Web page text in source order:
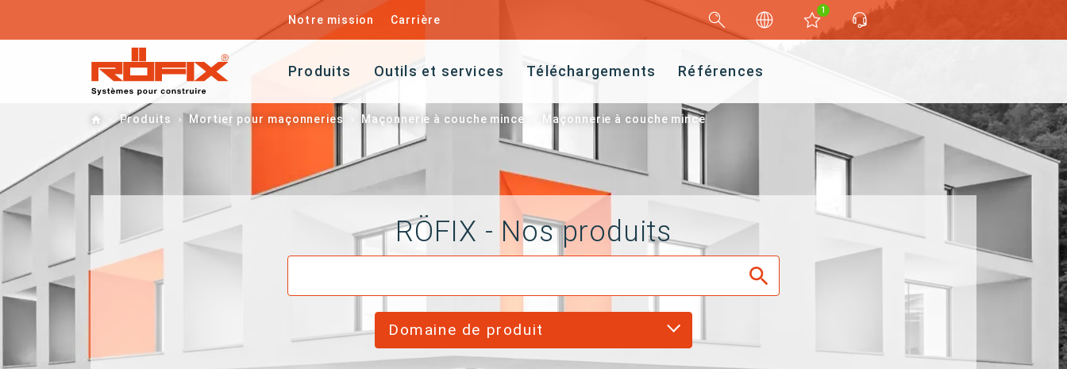
Notre mission Carrière
1
Produits Outils et services Téléchargements Références
Home
Produits Mortier pour maçonneries Maçonnerie à couche mince Maçonnerie à couche mince
RÖFIX - Nos produits
Domaine de produit